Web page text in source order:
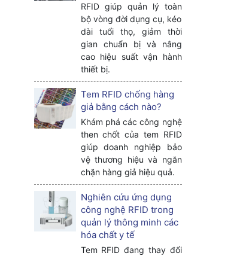
RFID giúp quản lý toàn
bộ vòng đời dụng cụ, kéo
dài tuổi thọ, giảm thời
gian chuẩn bị và nâng
cao hiệu suất vận hành
thiết bị.
Tem RFID chống hàng
giả bằng cách nào?
Khám phá các công nghệ
then chốt của tem RFID
giúp doanh nghiệp bảo
vệ thương hiệu và ngăn
chặn hàng giả hiệu quả.
Nghiên cứu ứng dụng
công nghệ RFID trong
quản lý thông minh các
hóa chất y tế
Tem RFID đang thay đổi